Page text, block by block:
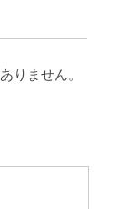
りません。